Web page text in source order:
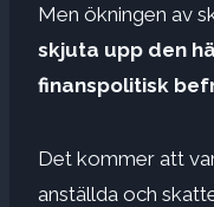
Men ökningen av
skjuta upp den
finanspolitisk
Det kommer att
anställda och